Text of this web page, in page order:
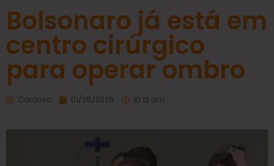
Bolsonaro já está em
centro cirúrgico
para operar ombro
Cardoso 01/05/2026 10:12 am